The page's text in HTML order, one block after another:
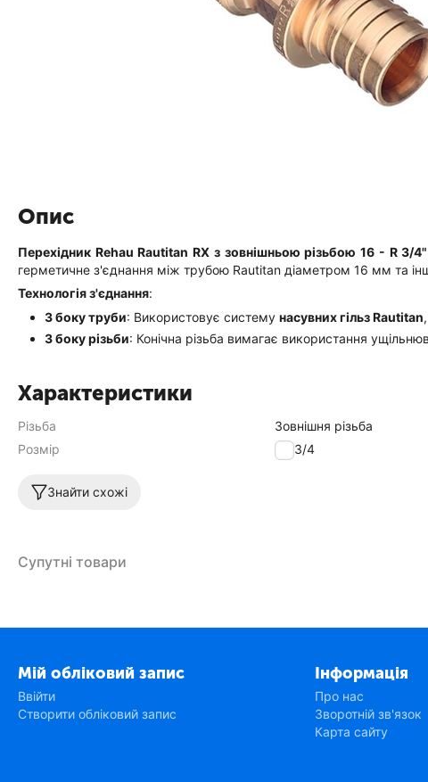
Опис
Перехідник Rehau Rautitan RX з зовнішньою різьбою 16 - R 3/4"
герметичне з'єднання між трубою Rautitan діаметром 16 мм та
Технологія з'єднання:
З боку труби: Використовує систему насувних гільз Rautitan
З боку різьби: Конічна різьба вимагає використання
Характеристики
Різьба
Зовнішня різьба
Розмір
16-3/4
Знайти схожі
Супутні товари
Мій обліковий запис
Ввійти
Створити обліковий запис
Інформація
Про нас
Зворотній зв'язок
Карта сайту